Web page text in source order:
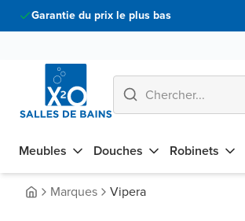
Garantie du prix le plus bas
Meubles Douches Robinets
Marques Vipera